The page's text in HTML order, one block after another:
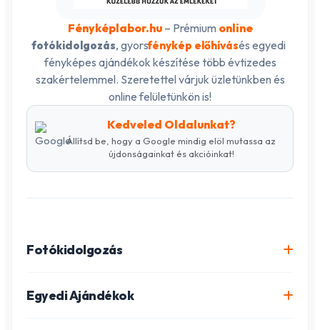
Fényképlabor.hu– Prémium online
fotókidolgozás, gyorsfénykép előhívásés egyedi
fényképes ajándékok készítése több évtizedes
szakértelemmel. Szeretettel várjuk üzletünkben és
online felületünkön is!
Kedveled Oldalunkat?
Állítsd be, hogy a Google mindig elöl mutassa az
újdonságainkat és akcióinkat!
Fotókidolgozás
Egyedi Ajándékok